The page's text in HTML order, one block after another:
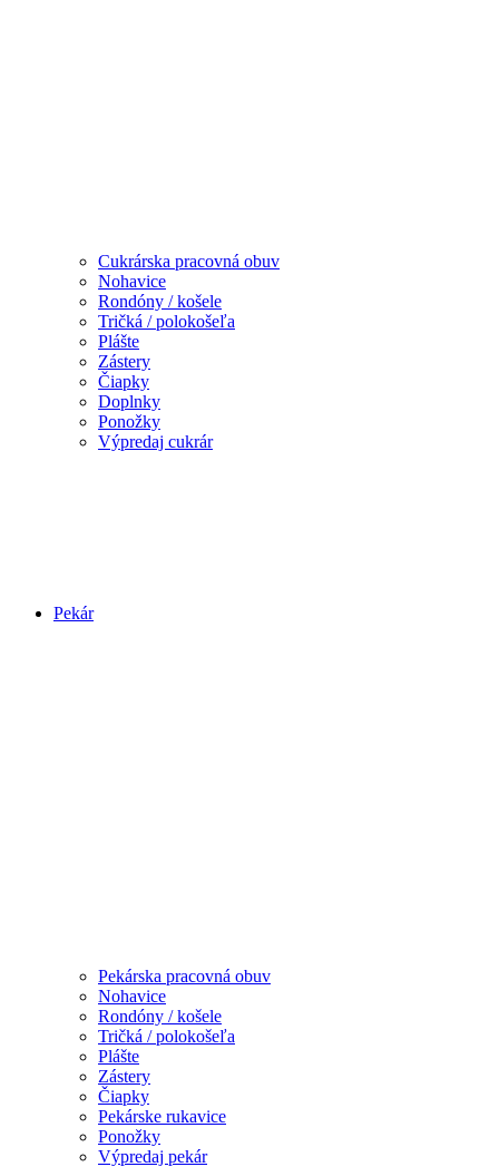
Cukrárska pracovná obuv
Nohavice
Rondóny / košele
Tričká / polokošeľa
Plášte
Zástery
Čiapky
Doplnky
Ponožky
Výpredaj cukrár
Pekár
Pekárska pracovná obuv
Nohavice
Rondóny / košele
Tričká / polokošeľa
Plášte
Zástery
Čiapky
Pekárske rukavice
Ponožky
Výpredaj pekár